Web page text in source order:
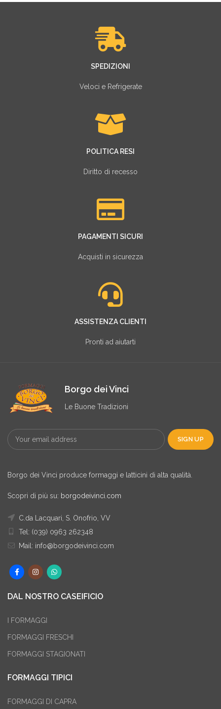
SPEDIZIONI
Veloci e Refrigerate
POLITICA RESI
Diritto di recesso
PAGAMENTI SICURI
Acquisti in sicurezza
ASSISTENZA CLIENTI
Pronti ad aiutarti
Borgo dei Vinci
Le Buone Tradizioni
Borgo dei Vinci produce formaggi e latticini di alta qualità.
Scopri di più su: borgodeivinci.com
C.da Lacquari, S. Onofrio, VV
Tel: (039) 0963 262348
Mail: info@borgodeivinci.com
DAL NOSTRO CASEIFICIO
I FORMAGGI
FORMAGGI FRESCHI
FORMAGGI STAGIONATI
FORMAGGI TIPICI
FORMAGGI DI CAPRA